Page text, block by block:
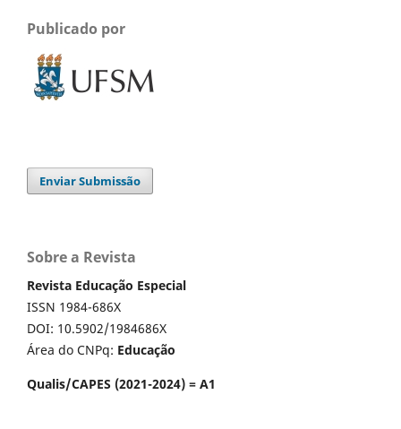
Publicado por
Enviar Submissão
Sobre a Revista
Revista Educação Especial
ISSN 1984-686X
DOI: 10.5902/1984686X
Área do CNPq: Educação
Qualis/CAPES (2021-2024) = A1